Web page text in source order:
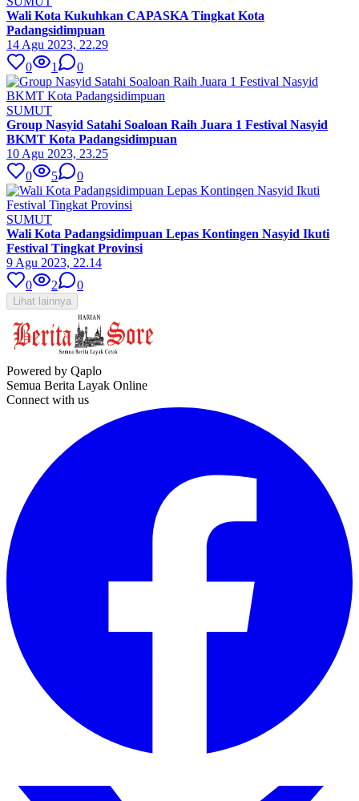
Wali Kota Kukuhkan CAPASKA Tingkat Kota
Padangsidimpuan
14 Agu 2023, 22.29
0
1 0
SUMUT
Group Nasyid Satahi Soaloan Raih Juara 1 Festival Nasyid
BKMT Kota Padangsidimpuan
10 Agu 2023, 23.25
0
5 0
SUMUT
Wali Kota Padangsidimpuan Lepas Kontingen Nasyid Ikuti
Festival Tingkat Provinsi
9 Agu 2023, 22.14
0
2 0
Lihat lainnya
Powered by Qaplo
Semua Berita Layak Online
Connect with us